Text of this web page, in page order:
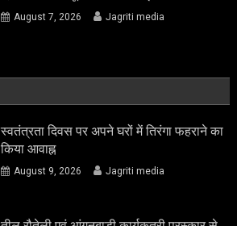
August 7, 2026 Jagriti media
स्वतंत्रता दिवस पर अपने घरों में तिरंगा फहराने का
किया आवाह्न
August 9, 2026 Jagriti media